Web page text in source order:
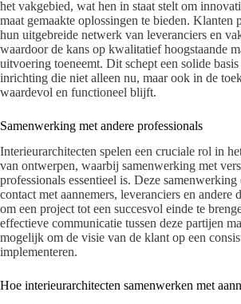
het vakgebied, wat hen in staat stelt om
maat gemaakte oplossingen te bieden. Klanten
hun uitgebreide netwerk van leveranciers en
waardoor de kans op kwalitatief hoogstaande
uitvoering toeneemt. Dit schept een solide
inrichting die niet alleen nu, maar ook in de
waardevol en functioneel blijft.
Samenwerking met andere professionals
Interieurarchitecten spelen een cruciale rol in
van ontwerpen, waarbij samenwerking met
professionals essentieel is. Deze
contact met aannemers, leveranciers en andere
om een project tot een succesvol einde te
effectieve communicatie tussen deze partijen
mogelijk om de visie van de klant op een
implementeren.
Hoe interieurarchitecten samenwerken met